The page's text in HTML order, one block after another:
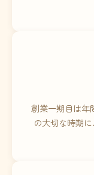
創業一期目は年
の大切な時期